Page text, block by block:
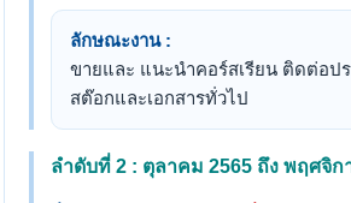
ลักษณะงาน :
ขายและ แนะนำคอร์สเรียน ติดต่อป
สต๊อกและเอกสารทั่วไป
ลำดับที่ 2 : ตุลาคม 2565 ถึง พฤศจิก